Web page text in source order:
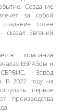
Создание
за собой
сотен
сказал Евгений
компания
ЕВРАЗом и
Завод
В 2022 году на
первое
производства